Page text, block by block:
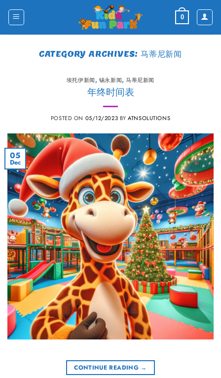
0
CATEGORY ARCHIVES:马蒂尼新闻
埃托伊新闻, 锡永新闻,马蒂尼新闻
年终时间表
POSTED ON 05/12/2023 BYATNSOLUTIONS
05
Dec
CONTINUE READING →